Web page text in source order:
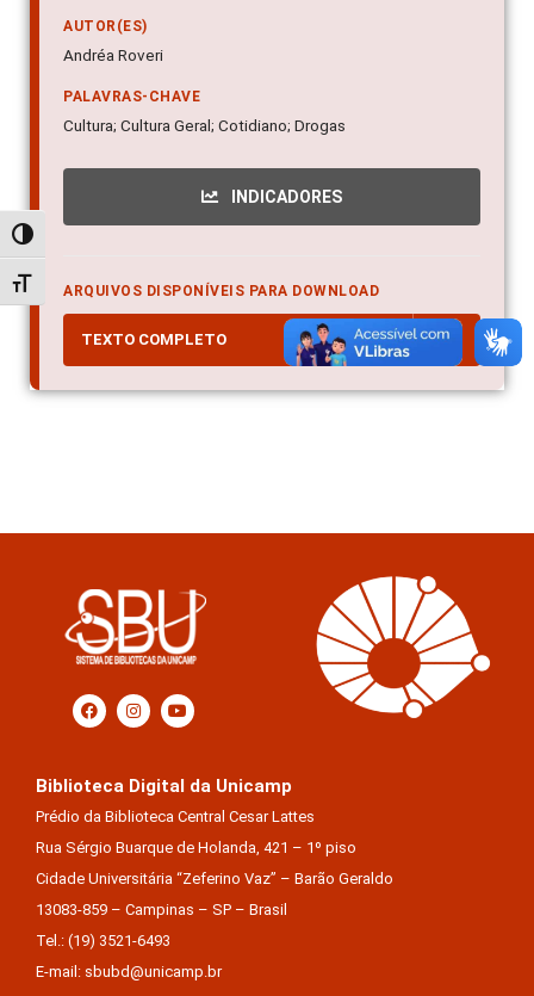
Alternar alto contraste
Alternar tamanho da fonte
AUTOR(ES)
Andréa Roveri
PALAVRAS-CHAVE
Cultura; Cultura Geral; Cotidiano; Drogas
INDICADORES
ARQUIVOS DISPONÍVEIS PARA DOWNLOAD
TEXTO COMPLETO PDF
Biblioteca Digital da Unicamp
Prédio da Biblioteca Central Cesar Lattes
Rua Sérgio Buarque de Holanda, 421 – 1º piso
Cidade Universitária “Zeferino Vaz” – Barão Geraldo
13083-859 – Campinas – SP – Brasil
Tel.: (19) 3521-6493
E-mail: sbubd@unicamp.br